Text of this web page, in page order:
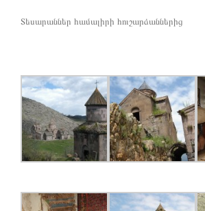
Տեսարաններ համալիրի հուշարձաններից